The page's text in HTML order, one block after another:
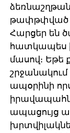
թափթփված
Հարցեր են
հատկապես
մասով։ Եթե
ապօրինի
ապացույց